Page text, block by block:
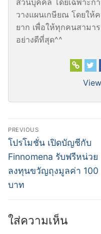
วางแผนเกษียณ โดยให้
ยาก เพื่อให้ทุกคนสามา
อย่างดีที่สุด^^
แนะแนว
เรื่อง
PREVIOUS
Previous
post:
โปรโมชั่น เปิดบัญชีกับ
Finnomena รับฟรีหน่วย
ลงทุนขวัญถุงมูลค่า 100
บาท
ใส่ความเห็น